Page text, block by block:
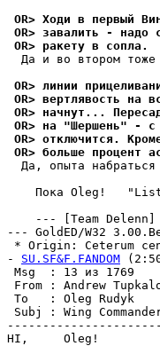
OR> Ходи в первый
OR> завалить - надо
OR> ракету в сопла.
Да и во втором тоже
OR> линии
OR> вертлявость на
OR> начнут...
OR> на "Шершень" - с
OR> отключится.
OR> больше процент
Да, опыта набpаться
Пока Oleg!
--- [Team
--- GoldED/W32
* Origin: Ceterum
- SU.SF&F.FANDOM
Msg
From : Andrew
To   : Oleg
Subj :
HI,     Oleg!